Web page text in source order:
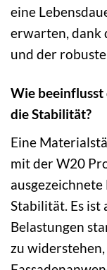
eine
erwarten, dank
und der
Wie beeinflusst
die Stabilität?
Eine
mit der W20
Stabilität. Es ist
Belastungen
zu